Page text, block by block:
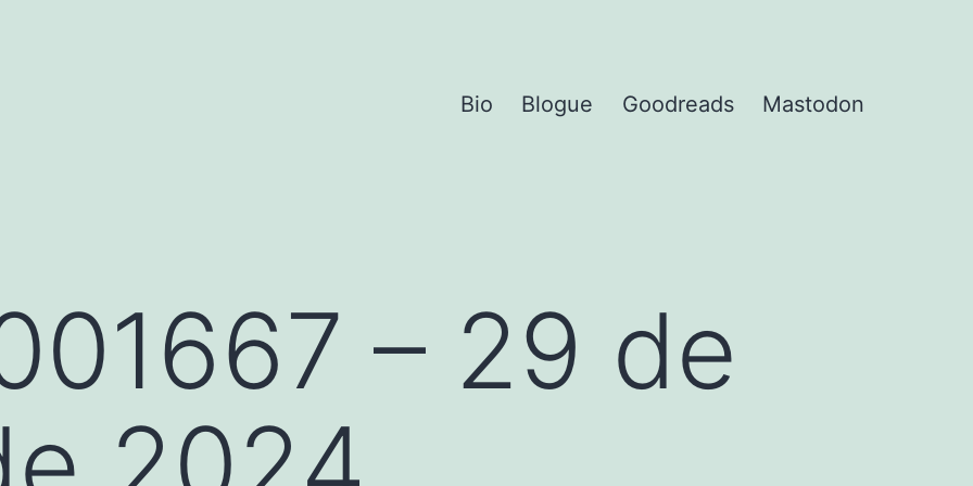
Bio Blogue Goodreads Mastodon
– 29 de